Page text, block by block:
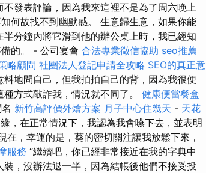
發表評論，因為我來這裡不是為了周六晚上
何故找不到幽默感。 生意歸生意，如果你能
分鐘內將它滑到他的辦公桌上時，我已經知
的。 - 公司宴會 合法專業徵信協助 seo推薦
略顧問 社團法人登記申請全攻略 SEO的真正意
地問自己，但我拍拍自己的背，因為我很便
方式敲詐我，情況就不同了。 健康便當餐盒
新竹高評價外燴方案 月子中心住幾天 - 天花
，在正常情況下，我認為我會嚥下去，並表明
在，幸運的是，葵的密切關注讓我放鬆下來，
服務 “繼續吧，你已經非常接近在我的字典中
，沒辦法退一半，因為結帳後他們不接受投